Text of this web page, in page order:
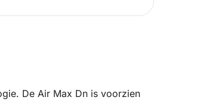
De Air Max Dn is voorzien